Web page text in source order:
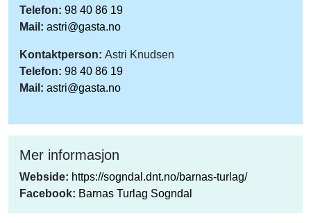
Telefon: 98 40 86 19
Mail: astri@gasta.no
Kontaktperson: Astri Knudsen
Telefon: 98 40 86 19
Mail: astri@gasta.no
Mer informasjon
Webside: https://sogndal.dnt.no/barnas-turlag/
Facebook: Barnas Turlag Sogndal